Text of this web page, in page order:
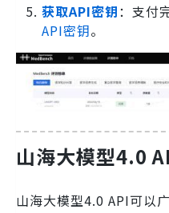
获取API密钥：支付
API密钥。
山海大模型4.0
山海大模型4.0 API可以